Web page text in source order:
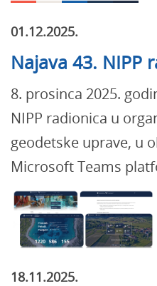
01.12.2025.
Najava 43. NIPP
8. prosinca 2025.
NIPP radionica u
geodetske uprave, u
Microsoft Teams
18.11.2025.